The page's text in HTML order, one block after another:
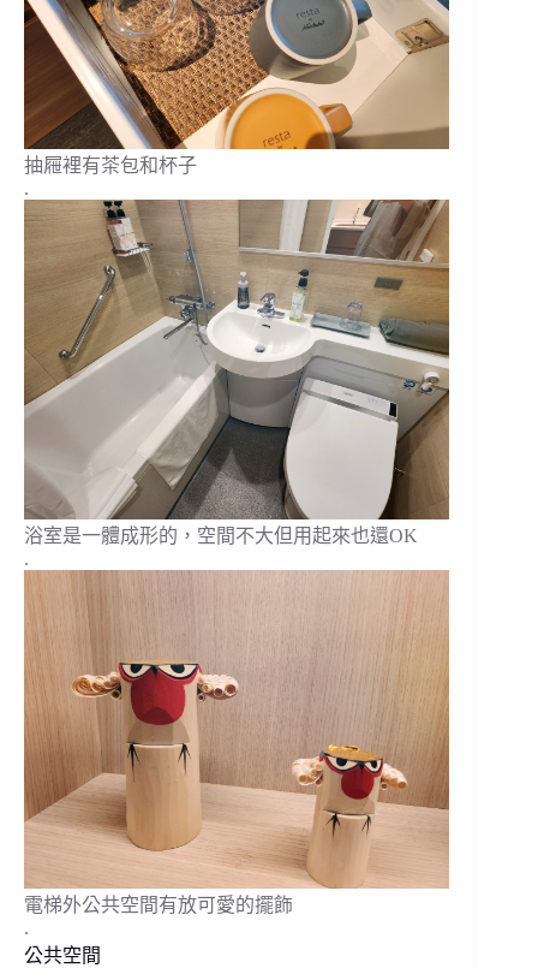
抽屜裡有茶包和杯子
.
浴室是一體成形的，空間不大但用起來也還OK
.
電梯外公共空間有放可愛的擺飾
.
公共空間